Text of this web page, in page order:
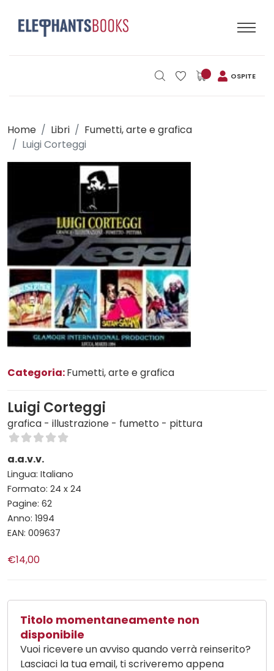
OSPITE
Home Libri
Fumetti, arte e grafica
Luigi Corteggi
Categoria:Fumetti, arte e grafica
Luigi Corteggi
grafica - illustrazione - fumetto - pittura
a.a.v.v.
Lingua: Italiano
Formato: 24 x 24
Pagine: 62
Anno: 1994
EAN: 009637
€14,00
Titolo momentaneamente non
disponibile
Vuoi ricevere un avviso quando verrà reinserito?
Lasciaci la tua email, ti scriveremo appena